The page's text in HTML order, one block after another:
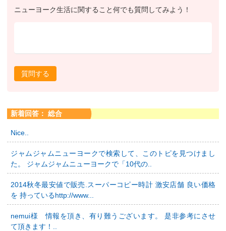
ニューヨーク生活に関すること何でも質問してみよう！
質問する
新着回答： 総合
Nice..
ジャムジャムニューヨークで検索して、このトピを見つけまし
た。 ジャムジャムニューヨークで「10代の..
2014秋冬最安値で販売.スーパーコピー時計 激安店舗 良い価格
を 持っているhttp://www...
nemui様 情報を頂き、有り難うございます。 是非参考にさせ
て頂きます！..